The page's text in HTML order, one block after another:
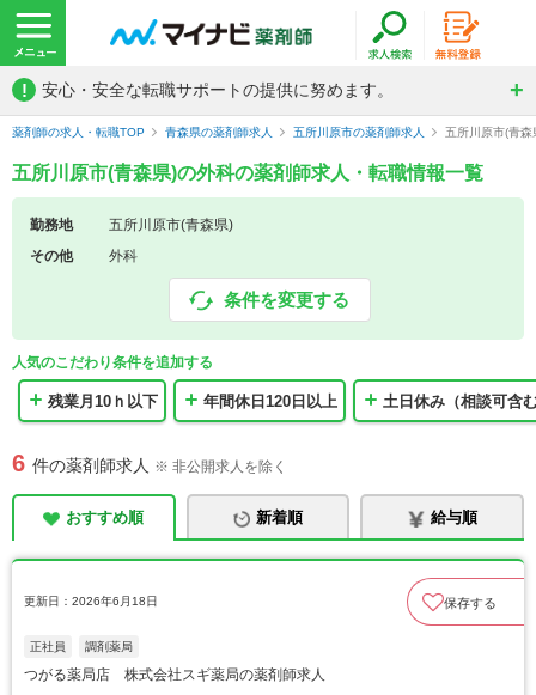
! 安心・安全な転職サポートの提供に努めます。
薬剤師の求人・転職TOP 青森県の薬剤師求人 五所川原市の薬剤師求人 五所川原市(青
五所川原市(青森県)の外科の薬剤師求人・転職情報一覧
勤務地
五所川原市(青森県)
その他
外科
条件を変更する
人気のこだわり条件を追加する
残業月10ｈ以下 年間休日120日以上 土日休み（相談可含
6 件の薬剤師求人 ※ 非公開求人を除く
おすすめ順 新着順 給与順
更新日：2026年6月18日 保存する
正社員 調剤薬局
つがる薬局店 株式会社スギ薬局の薬剤師求人